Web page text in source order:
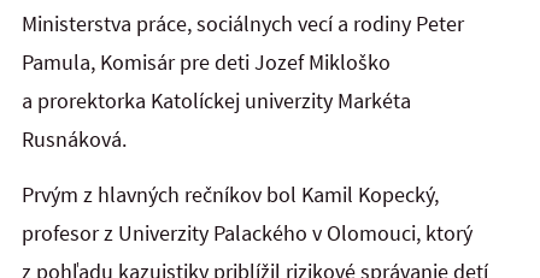
Ministerstva práce, sociálnych vecí a rodiny Peter
Pamula, Komisár pre deti Jozef Mikloško
a prorektorka Katolíckej univerzity Markéta
Rusnáková.
Prvým z hlavných rečníkov bol Kamil Kopecký,
profesor z Univerzity Palackého v Olomouci, ktorý
z pohľadu kazuistiky priblížil rizikové správanie detí